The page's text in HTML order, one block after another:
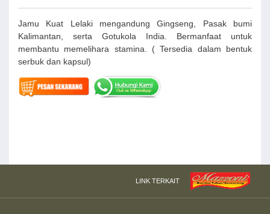
Jamu Kuat Lelaki mengandung Gingseng, Pasak bumi
Kalimantan, serta Gotukola India. Bermanfaat untuk
membantu memelihara stamina. ( Tersedia dalam bentuk
serbuk dan kapsul)
LINK TERKAIT